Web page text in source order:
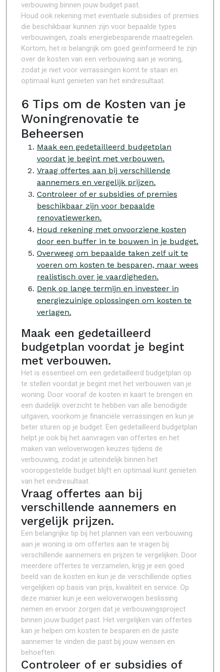
verbouwing binnen jouw budget past.
Houd ook rekening met eventuele subsidies of premies
die beschikbaar kunnen zijn voor bepaalde types
verbouwingen, zoals energiebesparende maatregelen.
Kortom, het is belangrijk om goed geïnformeerd te zijn
over de kosten van een verbouwing aan je woning,
zodat je niet voor verrassingen komt te staan en
optimaal kunt genieten van het eindresultaat.
6 Tips om de Kosten van je
Woningrenovatie te
Beheersen
Maak een gedetailleerd budgetplan
voordat je begint met verbouwen.
Vraag offertes aan bij verschillende
aannemers en vergelijk prijzen.
Controleer of er subsidies of premies
beschikbaar zijn voor bepaalde
renovatiewerken.
Houd rekening met onvoorziene kosten
door een buffer in te bouwen in je budget.
Overweeg om bepaalde taken zelf uit te
voeren om kosten te besparen, maar wees
realistisch over je vaardigheden.
Denk op lange termijn en investeer in
energiezuinige oplossingen om kosten te
verlagen.
Maak een gedetailleerd
budgetplan voordat je begint
met verbouwen.
Het is essentieel om een gedetailleerd budgetplan op
te stellen voordat je begint met het verbouwen van je
woning. Door vooraf de kosten in kaart te brengen en
een duidelijk overzicht te hebben van alle benodigde
uitgaven, voorkom je financiële verrassingen en kun je
beter sturen op je budget. Een gedetailleerd budgetplan
helpt je ook bij het aanvragen van offertes en het
maken van weloverwogen keuzes tijdens de
verbouwing, zodat je uiteindelijk binnen het
vooropgestelde budget blijft en optimaal kunt genieten
van het eindresultaat.
Vraag offertes aan bij
verschillende aannemers en
vergelijk prijzen.
Een belangrijke tip bij het plannen van een verbouwing
aan je woning is om offertes aan te vragen bij
verschillende aannemers en prijzen te vergelijken. Door
meerdere offertes te verzamelen, krijg je een goed
beeld van de kosten en kun je de verschillende opties
vergelijken op basis van prijs, kwaliteit en service. Op
deze manier kun je een weloverwogen beslissing
nemen en ervoor zorgen dat je verbouwingsproject
binnen jouw budget past. Het vergelijken van offertes
kan je helpen om kosten te besparen en de juiste
aannemer te vinden die past bij jouw wensen en
behoeften.
Controleer of er subsidies of